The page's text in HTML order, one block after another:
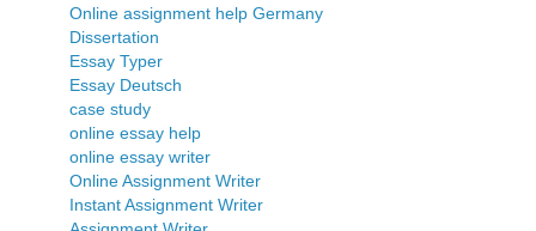
Online assignment help Germany
Dissertation
Essay Typer
Essay Deutsch
case study
online essay help
online essay writer
Online Assignment Writer
Instant Assignment Writer